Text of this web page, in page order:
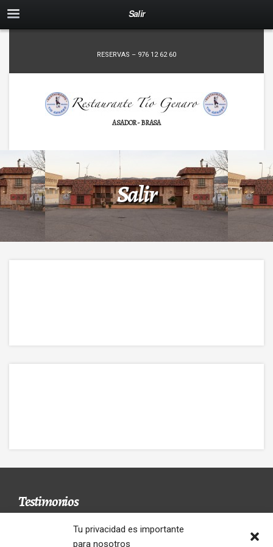
Tu privacidad es importante
para nosotros
Salir
RESERVAS – 976 12 62 60
ASADOR - BRASA
Salir
Testimonios